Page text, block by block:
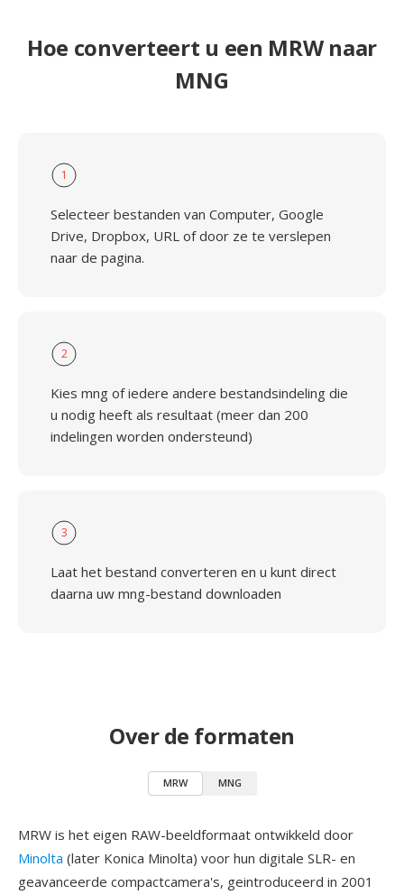
Hoe converteert u een MRW naar
MNG
1
Selecteer bestanden van Computer, Google
Drive, Dropbox, URL of door ze te verslepen
naar de pagina.
2
Kies mng of iedere andere bestandsindeling die
u nodig heeft als resultaat (meer dan 200
indelingen worden ondersteund)
3
Laat het bestand converteren en u kunt direct
daarna uw mng-bestand downloaden
Over de formaten
MRW MNG
MRW is het eigen RAW-beeldformaat ontwikkeld door
Minolta (later Konica Minolta) voor hun digitale SLR- en
geavanceerde compactcamera's, geintroduceerd in 2001